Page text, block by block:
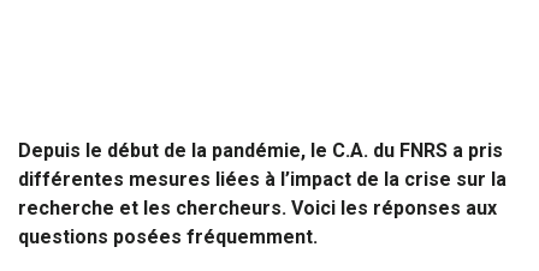
Depuis le début de la pandémie, le C.A. du FNRS a pris
différentes mesures liées à l’impact de la crise sur la
recherche et les chercheurs. Voici les réponses aux
questions posées fréquemment.